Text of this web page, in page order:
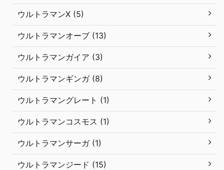
ウルトラマンX (5)
ウルトラマンオーブ (13)
ウルトラマンガイア (3)
ウルトラマンギンガ (8)
ウルトラマングレート (1)
ウルトラマンコスモス (1)
ウルトラマンサーガ (1)
ウルトラマンジード (15)